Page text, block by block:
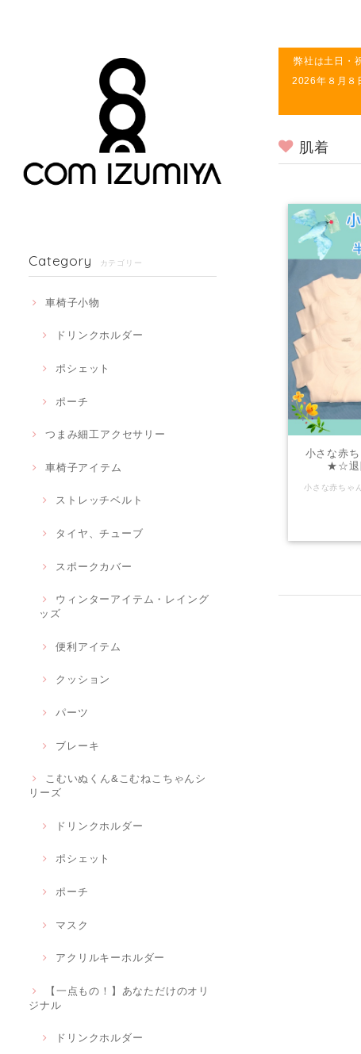
Category カテゴリー
車椅子小物
ドリンクホルダー
ポシェット
ポーチ
つまみ細工アクセサリー
車椅子アイテム
ストレッチベルト
タイヤ、チューブ
スポークカバー
ウィンターアイテム・レイング
ッズ
便利アイテム
クッション
パーツ
ブレーキ
こむいぬくん&こむねこちゃんシ
リーズ
ドリンクホルダー
ポシェット
ポーチ
マスク
アクリルキーホルダー
【一点もの！】あなただけのオリ
ジナル
ドリンクホルダー
弊社は土日・
2026年８月８
肌着
小さな赤
★☆退